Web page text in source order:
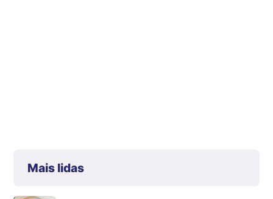
Mais lidas